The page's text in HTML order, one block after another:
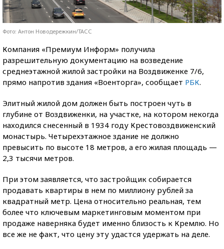
Фото: Антон Новодережкин/ТАСС
Компания «Премиум Информ» получила
разрешительную документацию на возведение
среднеэтажной жилой застройки на Воздвиженке 7/6,
прямо напротив здания «Военторга», сообщает РБК.
Элитный жилой дом должен быть построен чуть в
глубине от Воздвиженки, на участке, на котором некогда
находился снесенный в 1934 году Крестовоздвиженский
монастырь. Четырехэтажное здание не должно
превысить по высоте 18 метров, а его жилая площадь —
2,3 тысячи метров.
При этом заявляется, что застройщик собирается
продавать квартиры в нем по миллиону рублей за
квадратный метр. Цена относительно реальная, тем
более что ключевым маркетинговым моментом при
продаже наверняка будет именно близость к Кремлю. Но
все же не факт, что цену эту удастся удержать на деле.